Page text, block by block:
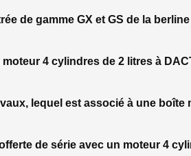
de gamme GX et GS de la
4 cylindres de 2 litres à
lequel est associé à une boîte
de série avec un moteur 4